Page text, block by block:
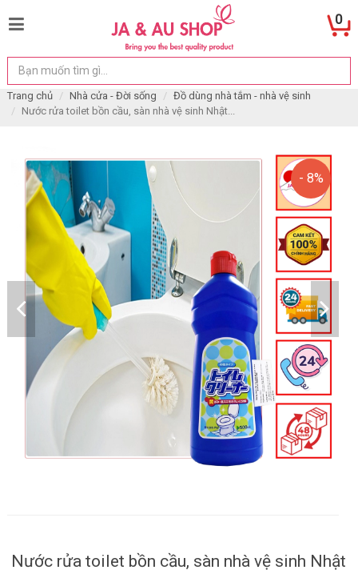
0
Trang chủ Nhà cửa - Đời sống
Đồ dùng nhà tắm - nhà vệ sinh
Nước rửa toilet bồn cầu, sàn nhà vệ sinh Nhật...
- 8%
Nước rửa toilet bồn cầu, sàn nhà vệ sinh Nhật